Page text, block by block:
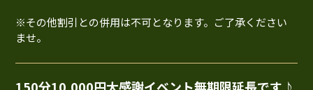
※その他割引との併用は不可となります。ご了承ください
ませ。